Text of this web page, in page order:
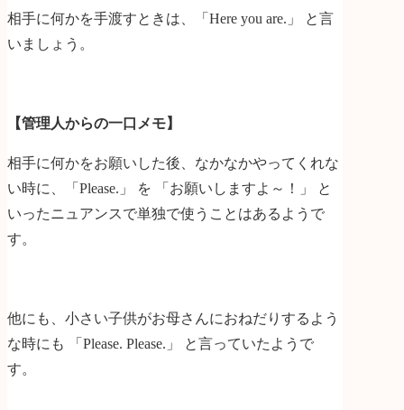
相手に何かを手渡すときは、「Here you are.」 と言
いましょう。
【管理人からの一口メモ】
相手に何かをお願いした後、なかなかやってくれな
い時に、「Please.」 を 「お願いしますよ～！」 と
いったニュアンスで単独で使うことはあるようで
す。
他にも、小さい子供がお母さんにおねだりするよう
な時にも 「Please. Please.」 と言っていたようで
す。